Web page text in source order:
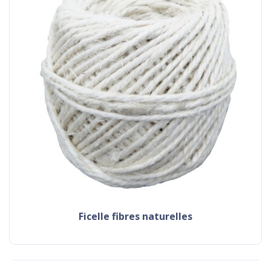
ficelle fibres naturelles